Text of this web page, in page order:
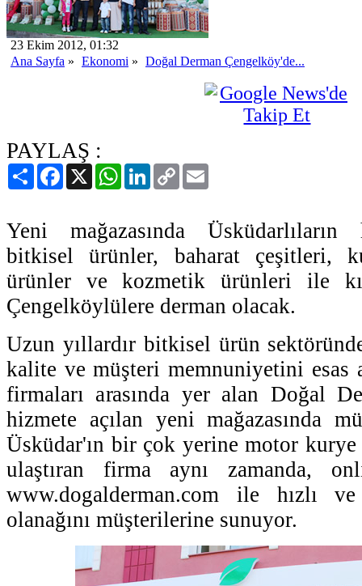
23 Ekim 2012, 01:32
Ana Sayfa » Ekonomi » Doğal Derman Çengelköy'de...
PAYLAŞ :
PaylaşFacebook
X WhatsAppLinkedIn
Copy
Link
Yeni mağazasında
bitkisel ürünler, baharat çeşitleri,
ürünler ve kozmetik ürünleri ile
Çengelköylülere derman olacak.
Uzun yıllardır bitkisel ürün
kalite ve müşteri memnuniyetini esas
firmaları arasında yer alan Doğal
hizmete açılan yeni mağazasında
Üsküdar'ın bir çok yerine motor
ulaştıran firma aynı zamanda,
www.dogalderman.com ile hızlı
olanağını müşterilerine sunuyor.